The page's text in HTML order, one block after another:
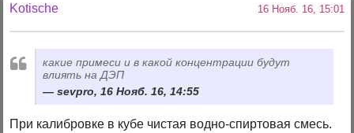
Kotische 16 Нояб. 16, 15:01
какие примеси и в какой концентрации будут
влиять на ДЭП
sevpro, 16 Нояб. 16, 14:55
При калибровке в кубе чистая водно-спиртовая смесь.